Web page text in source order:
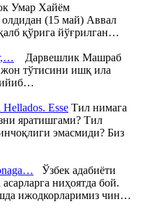
Умар Хайём
(15 май) Аввал
қўрига йўғрилган…
Дарвешлик Машраб
тўтисини ишқ ила
Esse Тил нимага
яратишгами? Тил
эмасмиди? Биз
Ўзбек адабиёти
ниҳоятда бой.
ижодкорларимиз чин…